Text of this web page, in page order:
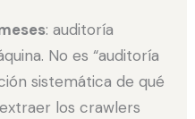
: auditoría
No es “auditoría
sistemática de qué
los crawlers